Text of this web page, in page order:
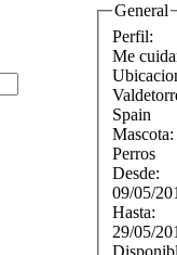
General
Perfil:
Me
Spain
Mascota:
Perros
Desde:
09/05/
Hasta:
29/05/